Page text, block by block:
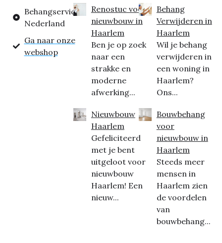
Behangservice
Nederland
Ga naar onze
webshop
Renostuc voor
nieuwbouw in
Haarlem
Ben je op zoek
naar een
strakke en
moderne
afwerking...
Nieuwbouw
Haarlem
Gefeliciteerd
met je bent
uitgeloot voor
nieuwbouw
Haarlem! Een
nieuw...
Behang
Verwijderen in
Haarlem
Wil je behang
verwijderen in
een woning in
Haarlem?
Ons...
Bouwbehang
voor
nieuwbouw in
Haarlem
Steeds meer
mensen in
Haarlem zien
de voordelen
van
bouwbehang...